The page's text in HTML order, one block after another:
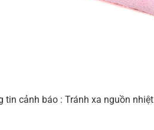
tin cảnh báo : Tránh xa nguồn nhiệt